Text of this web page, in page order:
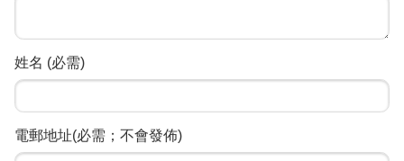
姓名 (必需)
電郵地址(必需；不會發佈)